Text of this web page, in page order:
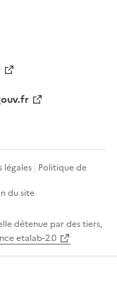
légales Politique de
du site
détenue par des tiers,
etalab-2.0